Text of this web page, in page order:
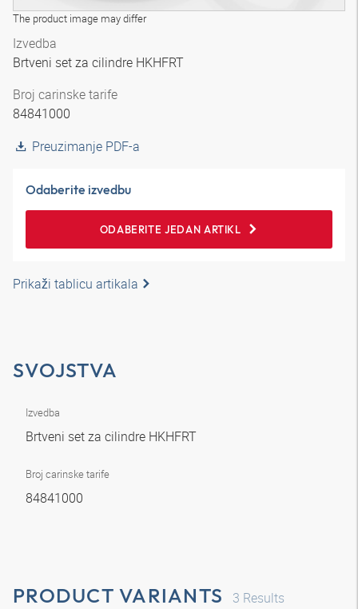
The product image may differ
Izvedba
Brtveni set za cilindre HKHFRT
Broj carinske tarife
84841000
Preuzimanje PDF-a
Odaberite izvedbu
ODABERITE JEDAN ARTIKL
Prikaži tablicu artikala
SVOJSTVA
Izvedba
Brtveni set za cilindre HKHFRT
Broj carinske tarife
84841000
PRODUCT VARIANTS 3 Results